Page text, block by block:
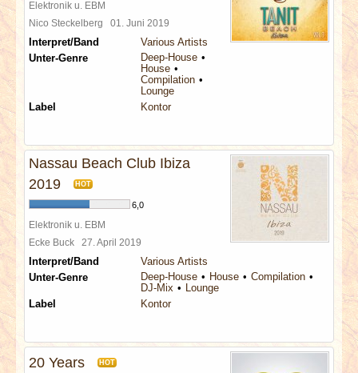
Elektronik u. EBM
Nico Steckelberg 01. Juni 2019
Interpret/Band
Various Artists
Unter-Genre
Deep-House
House
Compilation
Lounge
Label
Kontor
Nassau Beach Club Ibiza
2019
HOT
6,0
Elektronik u. EBM
Ecke Buck 27. April 2019
Interpret/Band
Various Artists
Unter-Genre
Deep-House House
Compilation
DJ-Mix
Lounge
Label
Kontor
20 Years HOT